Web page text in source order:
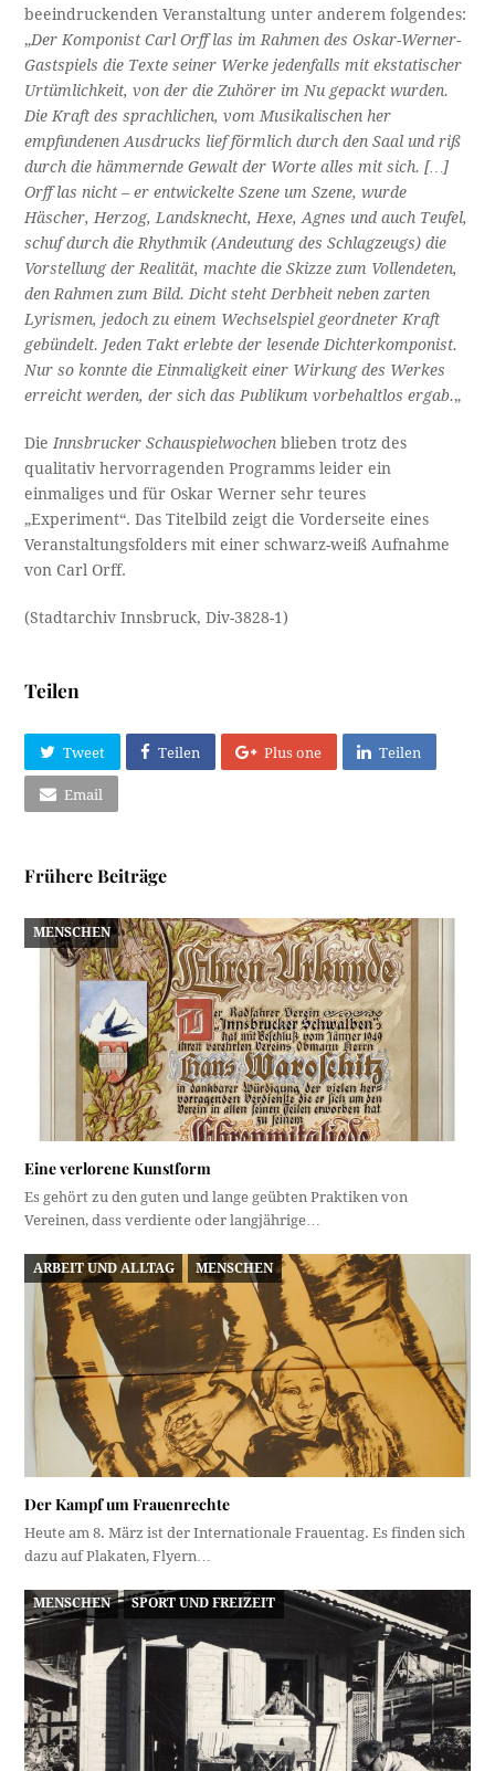
beeindruckenden Veranstaltung unter anderem folgendes:
„Der Komponist Carl Orff las im Rahmen des Oskar-Werner-
Gastspiels die Texte seiner Werke jedenfalls mit ekstatischer
Urtümlichkeit, von der die Zuhörer im Nu gepackt wurden.
Die Kraft des sprachlichen, vom Musikalischen her
empfundenen Ausdrucks lief förmlich durch den Saal und riß
durch die hämmernde Gewalt der Worte alles mit sich. […]
Orff las nicht – er entwickelte Szene um Szene, wurde
Häscher, Herzog, Landsknecht, Hexe, Agnes und auch Teufel,
schuf durch die Rhythmik (Andeutung des Schlagzeugs) die
Vorstellung der Realität, machte die Skizze zum Vollendeten,
den Rahmen zum Bild. Dicht steht Derbheit neben zarten
Lyrismen, jedoch zu einem Wechselspiel geordneter Kraft
gebündelt. Jeden Takt erlebte der lesende Dichterkomponist.
Nur so konnte die Einmaligkeit einer Wirkung des Werkes
erreicht werden, der sich das Publikum vorbehaltlos ergab.„
DieInnsbrucker Schauspielwochen blieben trotz des
qualitativ hervorragenden Programms leider ein
einmaliges und für Oskar Werner sehr teures
„Experiment“. Das Titelbild zeigt die Vorderseite eines
Veranstaltungsfolders mit einer schwarz-weiß Aufnahme
von Carl Orff.
(Stadtarchiv Innsbruck, Div-3828-1)
Teilen
Tweet Teilen Plus one Teilen
Email
Frühere Beiträge
MENSCHEN
Eine verlorene Kunstform
Es gehört zu den guten und lange geübten Praktiken von
Vereinen, dass verdiente oder langjährige…
ARBEIT UND ALLTAG MENSCHEN
Der Kampf um Frauenrechte
Heute am 8. März ist der Internationale Frauentag. Es finden sich
dazu auf Plakaten, Flyern…
MENSCHEN SPORT UND FREIZEIT